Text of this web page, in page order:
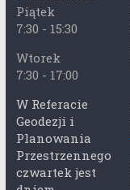
Piątek
7:30 - 15:30
Wtorek
7:30 - 17:00
W Referacie
Geodezji i
Planowania
Przestrzennego
czwartek jest